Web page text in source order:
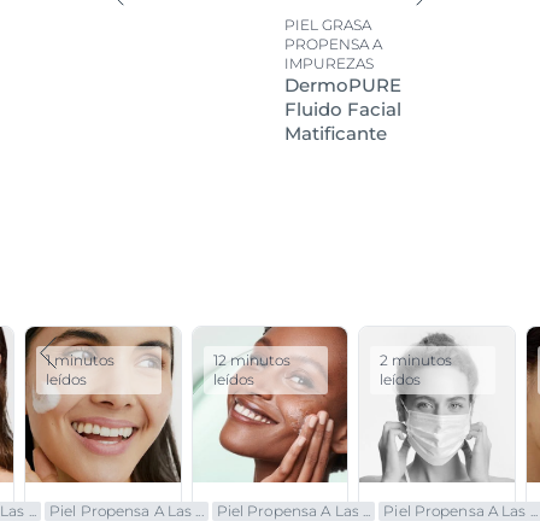
PIEL GRASA
PROPENSA A
IMPUREZAS
DermoPURE
Fluido Facial
Matificante
... Piel Propensa A Las ...
1 minutos
leídos
Piel Propensa A Las ...
12 minutos
leídos
Piel Propensa A Las ...
2 minutos
leídos